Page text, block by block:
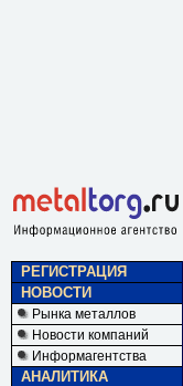
РЕГИСТРАЦИЯ
НОВОСТИ
Рынка металлов
Новости компаний
Информагентства
АНАЛИТИКА